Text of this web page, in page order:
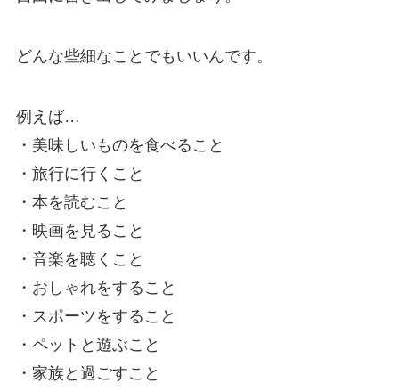
どんな些細なことでもいいんです。
例えば…
・美味しいものを食べること
・旅行に行くこと
・本を読むこと
・映画を見ること
・音楽を聴くこと
・おしゃれをすること
・スポーツをすること
・ペットと遊ぶこと
・家族と過ごすこと